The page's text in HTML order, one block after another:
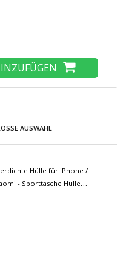
AUSWAHL
Hülle für iPhone /
- Sporttasche Hülle
Jogging Running Hard